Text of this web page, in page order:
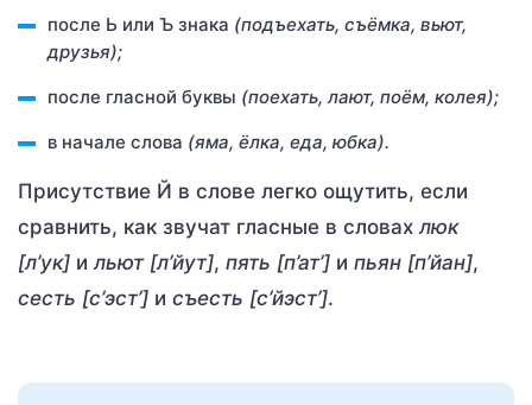
после Ь или Ъ знака (подъехать, съёмка, вьют,
друзья);
после гласной буквы (поехать, лают, поём, колея);
в начале слова (яма, ёлка, еда, юбка).
Присутствие Й в слове легко ощутить, если
сравнить, как звучат гласные в словах люк
[л’ук] и льют [л’йут], пять [п’ат’] и пьян [п’йан],
сесть [с’эст’] и съесть [с’йэст’].